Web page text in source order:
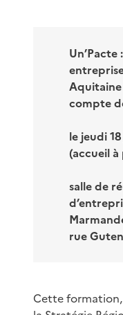
compte
le jeudi
(accueil
salle de
rue
Cette formation,